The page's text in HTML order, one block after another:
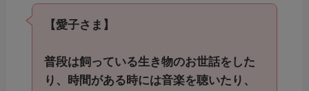
【愛子さま】
普段は飼っている生き物のお世話をした
り、時間がある時には音楽を聴いたり、